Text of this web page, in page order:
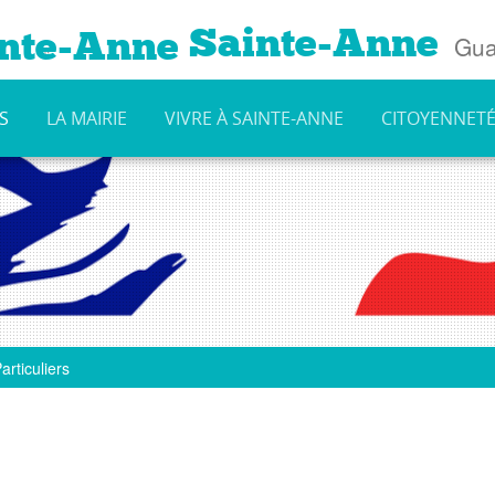
Sainte-Anne
LA MAIRIE VIVRE À SAINTE-ANNE CITOYENNETÉ